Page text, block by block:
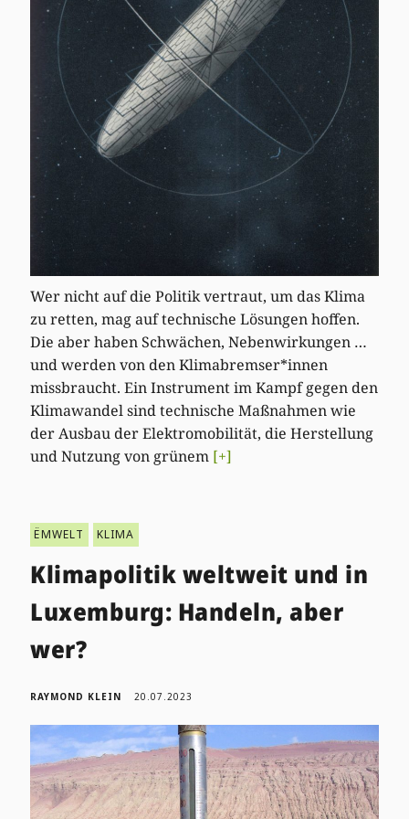
Wer nicht auf die Politik vertraut, um das Klima
zu retten, mag auf technische Lösungen hoffen.
Die aber haben Schwächen, Nebenwirkungen …
und werden von den Klimabremser*innen
missbraucht. Ein Instrument im Kampf gegen den
Klimawandel sind technische Maßnahmen wie
der Ausbau der Elektromobilität, die Herstellung
und Nutzung von grünem [+]
ËMWELT KLIMA
Klimapolitik weltweit und in
Luxemburg: Handeln, aber
wer?
RAYMOND KLEIN 20.07.2023